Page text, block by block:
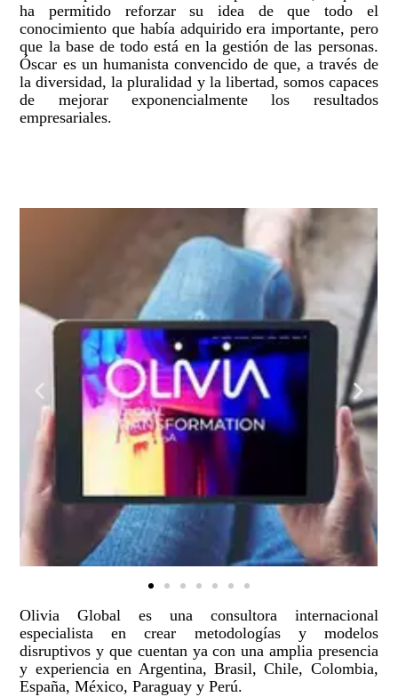
ha permitido reforzar su idea de que todo el
conocimiento que había adquirido era importante, pero
que la base de todo está en la gestión de las personas.
Óscar es un humanista convencido de que, a través de
la diversidad, la pluralidad y la libertad, somos capaces
de mejorar exponencialmente los resultados
empresariales.
Olivia Global es una consultora internacional
especialista en crear metodologías y modelos
disruptivos y que cuentan ya con una amplia presencia
y experiencia en Argentina, Brasil, Chile, Colombia,
España, México, Paraguay y Perú.